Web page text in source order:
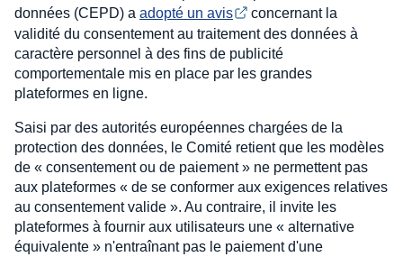
données (CEPD) a adopté un avis
concernant la
validité du consentement au traitement des données à
caractère personnel à des fins de publicité
comportementale mis en place par les grandes
plateformes en ligne.
Saisi par des autorités européennes chargées de la
protection des données, le Comité retient que les modèles
de « consentement ou de paiement » ne permettent pas
aux plateformes « de se conformer aux exigences relatives
au consentement valide ». Au contraire, il invite les
plateformes à fournir aux utilisateurs une « alternative
équivalente » n'entraînant pas le paiement d'une